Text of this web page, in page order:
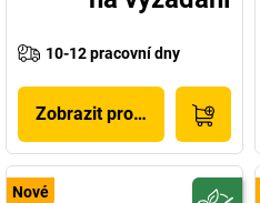
10-12 pracovní dny
Zobrazit produkt
Nové